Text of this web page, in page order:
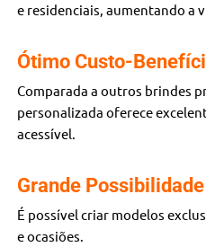
e residenciais, aumentando a
Ótimo Custo-
Comparada a outros brindes
personalizada oferece
acessível.
Grande
É possível criar modelos
e ocasiões.